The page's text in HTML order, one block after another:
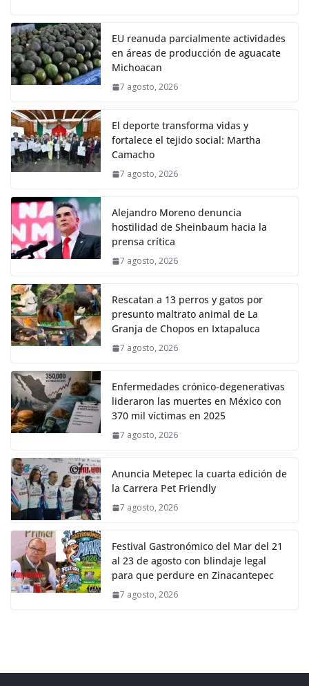
EU reanuda parcialmente actividades
en áreas de producción de aguacate
Michoacan
7 agosto, 2026
El deporte transforma vidas y
fortalece el tejido social: Martha
Camacho
7 agosto, 2026
Alejandro Moreno denuncia
hostilidad de Sheinbaum hacia la
prensa crítica
7 agosto, 2026
Rescatan a 13 perros y gatos por
presunto maltrato animal de La
Granja de Chopos en Ixtapaluca
7 agosto, 2026
Enfermedades crónico-degenerativas
lideraron las muertes en México con
370 mil víctimas en 2025
7 agosto, 2026
Anuncia Metepec la cuarta edición de
la Carrera Pet Friendly
7 agosto, 2026
Festival Gastronómico del Mar del 21
al 23 de agosto con blindaje legal
para que perdure en Zinacantepec
7 agosto, 2026